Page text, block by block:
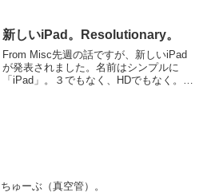
はライトボックスなる照明が便利です。
カメラ屋さんとかで大きな...
新しいiPad。Resolutionary。
From Misc先週の話ですが、新しいiPad
が発表されました。名前はシンプルに
「iPad」。３でもなく、HDでもなく。で
ちゅーぶ（真空管）。